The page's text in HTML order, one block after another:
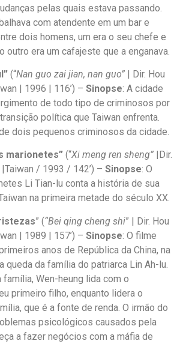
pelas quais estava passando.
com atendente em um bar e
dois homens, um era o seu chefe e
outro era um cafajeste que a enganava.
(“Nan guo zai jian, nan guo” | Dir. Hou
| 1996 | 116’) – Sinopse: A cidade
de todo tipo de criminosos por
política que Taiwan enfrenta.
dois pequenos criminosos da cidade.
marionetes” (“Xi meng ren sheng” |Dir.
/ 1993 / 142’) – Sinopse: O
Li Tian-lu conta a história de sua
na primeira metade do século XX.
” (“Bei qing cheng shi” | Dir. Hou
| 1989 | 157’) – Sinopse: O filme
anos de República da China, na
queda da família do patriarca Lin Ah-lu.
Wen-heung lida com o
primeiro filho, enquanto lidera o
que é a fonte de renda. O irmão do
psicológicos causados pela
a fazer negócios com a máfia de